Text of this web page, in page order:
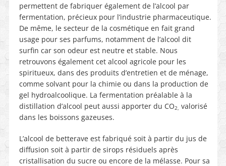
permettent de fabriquer également de l’alcool par
fermentation, précieux pour l’industrie pharmaceutique.
De même, le secteur de la cosmétique en fait grand
usage pour ses parfums, notamment de l’alcool dit
surfin car son odeur est neutre et stable. Nous
retrouvons également cet alcool agricole pour les
spiritueux, dans des produits d’entretien et de ménage,
comme solvant pour la chimie ou dans la production de
gel hydroalcoolique. La fermentation préalable à la
distillation d’alcool peut aussi apporter du CO2, valorisé
dans les boissons gazeuses.
L’alcool de betterave est fabriqué soit à partir du jus de
diffusion soit à partir de sirops résiduels après
cristallisation du sucre ou encore de la mélasse. Pour sa